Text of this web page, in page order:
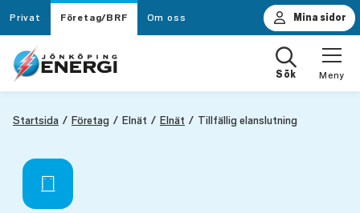
Privat Företag/BRF Om oss
Sök
Mina sidor
Meny
Startsida Företag Elnät Elnät Tillfällig elanslutning